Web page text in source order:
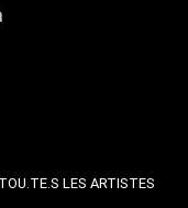
TOU.TE.S LES ARTISTES